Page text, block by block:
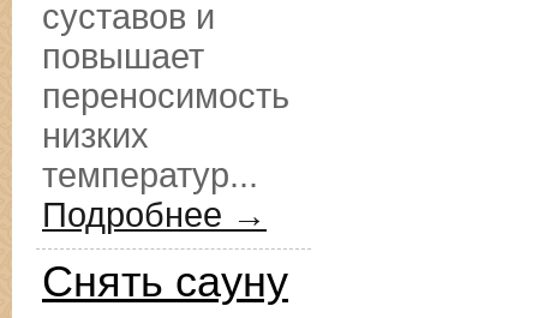
суставов и
повышает
переносимость
низких
температур...
Подробнее →
Снять сауну